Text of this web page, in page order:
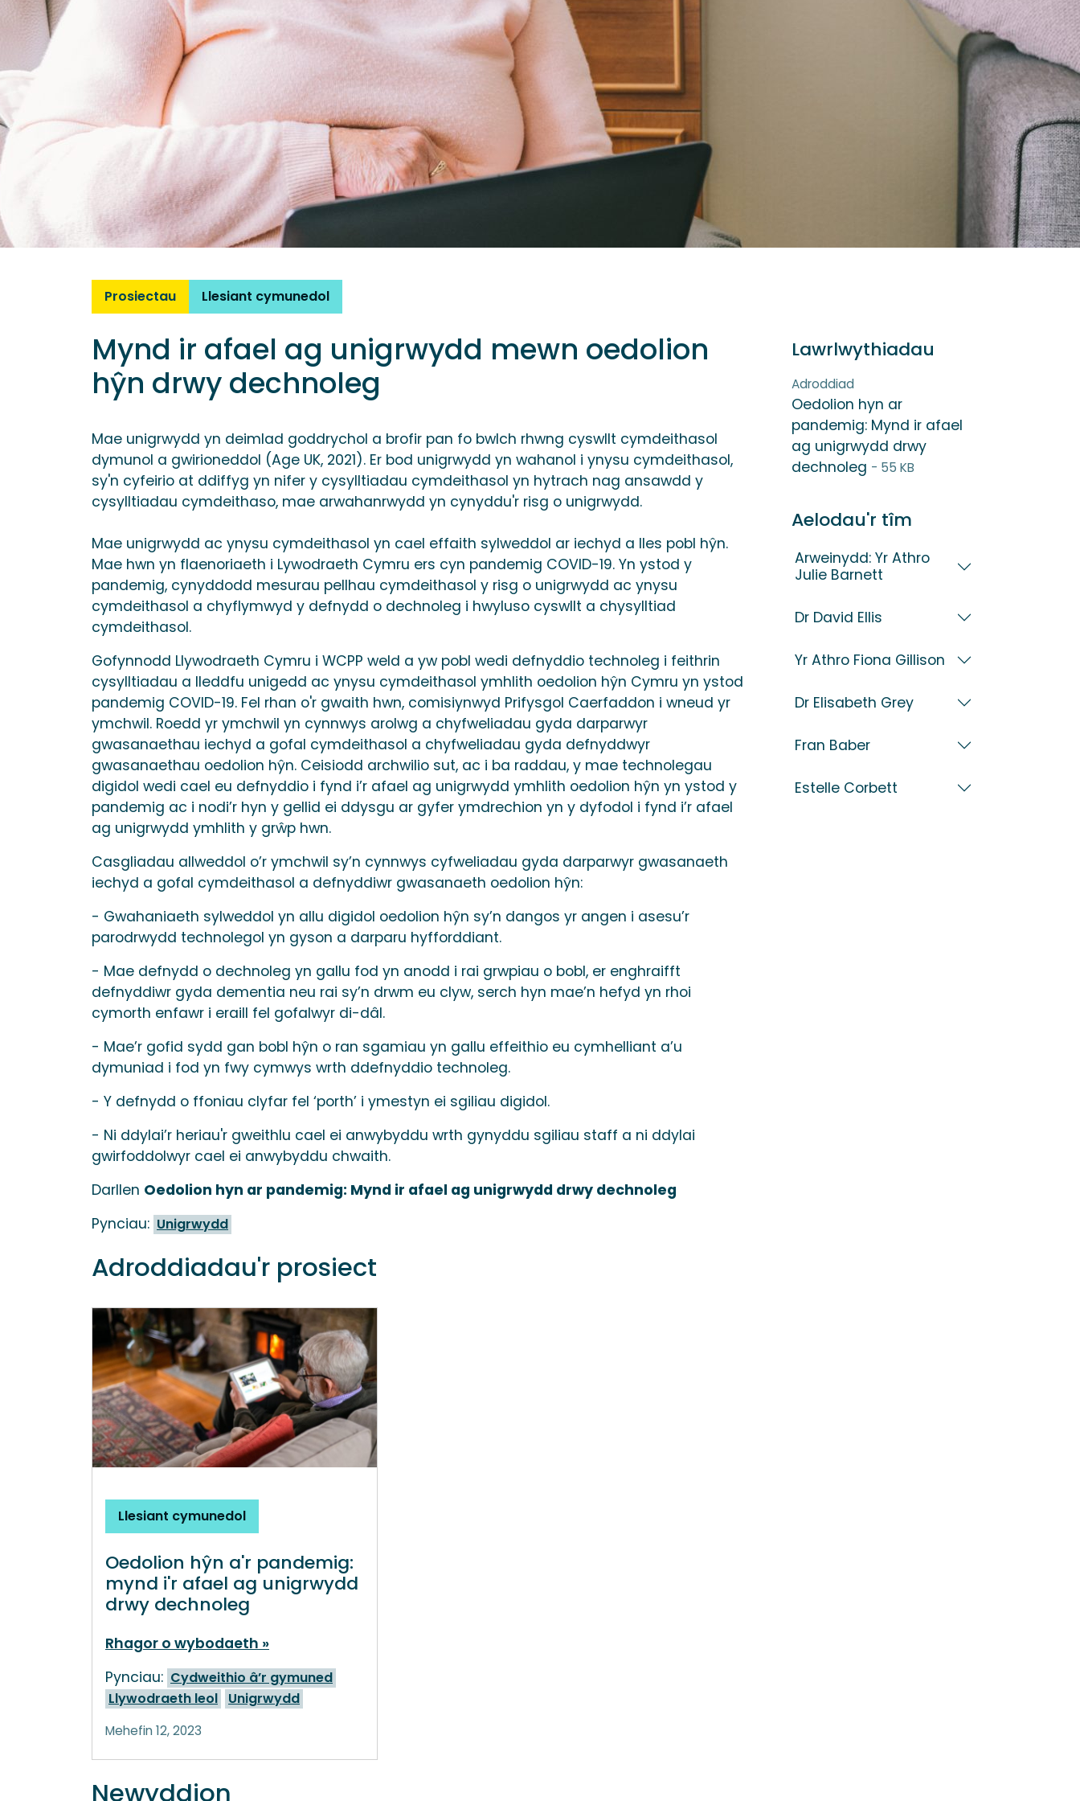
Prosiectau Llesiant cymunedol
Mynd ir afael ag unigrwydd mewn oedolion
hŷn drwy dechnoleg
Mae unigrwydd yn deimlad goddrychol a brofir pan fo bwlch rhwng cyswllt cymdeithasol
dymunol a gwirioneddol (Age UK, 2021). Er bod unigrwydd yn wahanol i ynysu cymdeithasol,
sy'n cyfeirio at ddiffyg yn nifer y cysylltiadau cymdeithasol yn hytrach nag ansawdd y
cysylltiadau cymdeithaso, mae arwahanrwydd yn cynyddu'r risg o unigrwydd.
Mae unigrwydd ac ynysu cymdeithasol yn cael effaith sylweddol ar iechyd a lles pobl hŷn.
Mae hwn yn flaenoriaeth i Lywodraeth Cymru ers cyn pandemig COVID-19. Yn ystod y
pandemig, cynyddodd mesurau pellhau cymdeithasol y risg o unigrwydd ac ynysu
cymdeithasol a chyflymwyd y defnydd o dechnoleg i hwyluso cyswllt a chysylltiad
cymdeithasol.
Gofynnodd Llywodraeth Cymru i WCPP weld a yw pobl wedi defnyddio technoleg i feithrin
cysylltiadau a lleddfu unigedd ac ynysu cymdeithasol ymhlith oedolion hŷn Cymru yn ystod
pandemig COVID-19. Fel rhan o'r gwaith hwn, comisiynwyd Prifysgol Caerfaddon i wneud yr
ymchwil. Roedd yr ymchwil yn cynnwys arolwg a chyfweliadau gyda darparwyr
gwasanaethau iechyd a gofal cymdeithasol a chyfweliadau gyda defnyddwyr
gwasanaethau oedolion hŷn. Ceisiodd archwilio sut, ac i ba raddau, y mae technolegau
digidol wedi cael eu defnyddio i fynd i’r afael ag unigrwydd ymhlith oedolion hŷn yn ystod y
pandemig ac i nodi’r hyn y gellid ei ddysgu ar gyfer ymdrechion yn y dyfodol i fynd i’r afael
ag unigrwydd ymhlith y grŵp hwn.
Casgliadau allweddol o’r ymchwil sy’n cynnwys cyfweliadau gyda darparwyr gwasanaeth
iechyd a gofal cymdeithasol a defnyddiwr gwasanaeth oedolion hŷn:
- Gwahaniaeth sylweddol yn allu digidol oedolion hŷn sy’n dangos yr angen i asesu’r
parodrwydd technolegol yn gyson a darparu hyfforddiant.
- Mae defnydd o dechnoleg yn gallu fod yn anodd i rai grwpiau o bobl, er enghraifft
defnyddiwr gyda dementia neu rai sy’n drwm eu clyw, serch hyn mae’n hefyd yn rhoi
cymorth enfawr i eraill fel gofalwyr di-dâl.
- Mae’r gofid sydd gan bobl hŷn o ran sgamiau yn gallu effeithio eu cymhelliant a’u
dymuniad i fod yn fwy cymwys wrth ddefnyddio technoleg.
- Y defnydd o ffoniau clyfar fel ‘porth’ i ymestyn ei sgiliau digidol.
- Ni ddylai’r heriau'r gweithlu cael ei anwybyddu wrth gynyddu sgiliau staff a ni ddylai
gwirfoddolwyr cael ei anwybyddu chwaith.
Darllen Oedolion hyn ar pandemig: Mynd ir afael ag unigrwydd drwy dechnoleg
Pynciau: Unigrwydd
Lawrlwythiadau
Adroddiad
Oedolion hyn ar
pandemig: Mynd ir afael
ag unigrwydd drwy
dechnoleg - 55 KB
Aelodau'r tîm
Arweinydd: Yr Athro
Julie Barnett
Dr David Ellis
Yr Athro Fiona Gillison
Dr Elisabeth Grey
Fran Baber
Estelle Corbett
Adroddiadau'r prosiect
Llesiant cymunedol
Oedolion hŷn a'r pandemig:
mynd i'r afael ag unigrwydd
drwy dechnoleg
Rhagor o wybodaeth
Pynciau: Cydweithio â’r gymuned
Llywodraeth leol
Unigrwydd
Mehefin 12, 2023
Newyddion